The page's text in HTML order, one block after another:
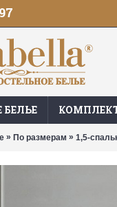
БЕЛЬЕ
» По размерам » 1,5-